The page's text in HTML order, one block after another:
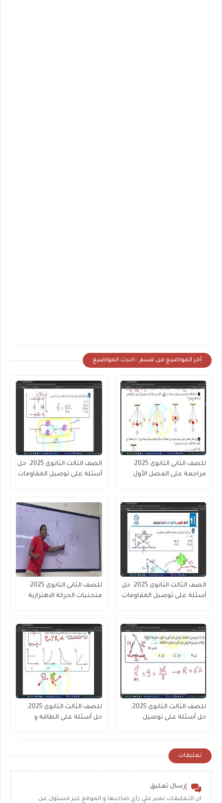
أخر المواضيع من قسم : احدث المواضيع
للصف الثانى الثانوى 2025:
مراجعة على الفصل الأول
الصف الثالث الثانوى 2025: حل
أسئلة على توصيل المقاومات
الصف الثالث الثانوى 2025: حل
أسئلة على توصيل المقاومات
للصف الثانى الثانوى 2025:
منحنيات الحركة الاهتزازية
للصف الثالث الثانوى 2025:
حل أسئلة على توصيل
للصف الثالث الثانوى 2025:
حل أسئلة على الطاقة و
تعليقات
إرسال تعليق
ان التعليقات تعبر علي رأي صاحبها و الموقع غير مسئول عن